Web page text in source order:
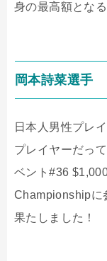
身の最高額とな
岡本詩菜選手
日本人男性プレ
プレイヤーだっ
ベント#36
Championshipに
果たしました！